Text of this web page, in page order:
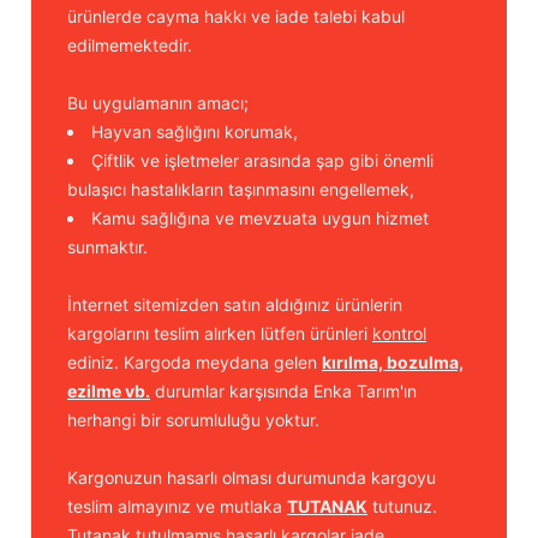
ürünlerde cayma hakkı ve iade talebi kabul
edilmemektedir.
Bu uygulamanın amacı;
Hayvan sağlığını korumak,
Çiftlik ve işletmeler arasında şap gibi önemli
bulaşıcı hastalıkların taşınmasını engellemek,
Kamu sağlığına ve mevzuata uygun hizmet
sunmaktır.
İnternet sitemizden satın aldığınız ürünlerin
kargolarını teslim alırken lütfen ürünleri kontrol
ediniz. Kargoda meydana gelen kırılma, bozulma,
ezilme vb. durumlar karşısında Enka Tarım'ın
herhangi bir sorumluluğu yoktur.
Kargonuzun hasarlı olması durumunda kargoyu
teslim almayınız ve mutlaka TUTANAK tutunuz.